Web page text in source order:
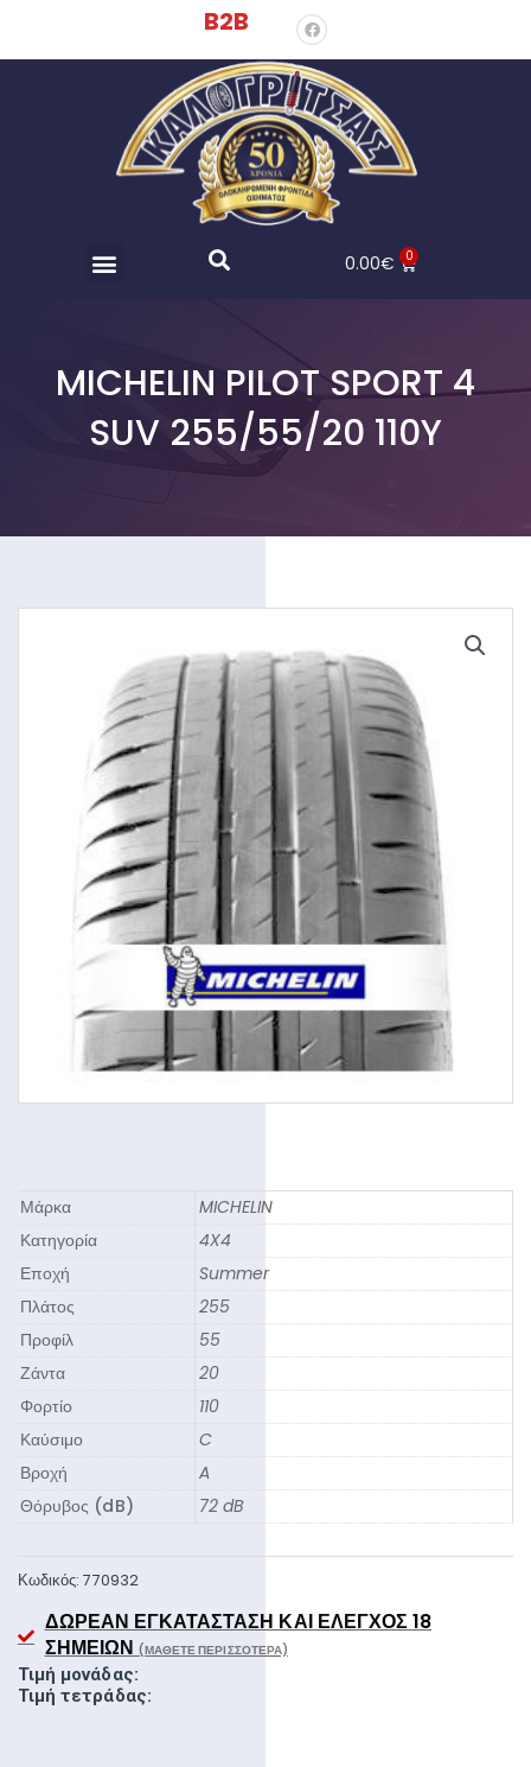
B2B
0.00€ 0
MICHELIN PILOT SPORT 4
SUV 255/55/20 110Y
Μάρκα
MICHELIN
Κατηγορία
4X4
Εποχή
Summer
Πλάτος
255
Προφίλ
55
Ζάντα
20
Φορτίο
110
Καύσιμο
C
Βροχή
A
Θόρυβος (dB)
72 dB
Κωδικός:770932
ΔΩΡΕΆΝ ΕΓΚΑΤΆΣΤΑΣΗ ΚΑΙ ΈΛΕΓΧΟΣ 18
ΣΗΜΕΊΩΝ (ΜΆΘΕΤΕ ΠΕΡΙΣΣΌΤΕΡΑ)
Τιμή μονάδας:
Τιμή τετράδας: